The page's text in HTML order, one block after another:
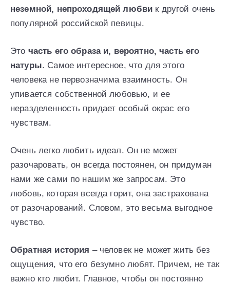
неземной, непроходящей любви к другой очень
популярной российской певицы.
Это часть его образа и, вероятно, часть его
натуры. Самое интересное, что для этого
человека не первозначима взаимность. Он
упивается собственной любовью, и ее
неразделенность придает особый окрас его
чувствам.
Очень легко любить идеал. Он не может
разочаровать, он всегда постоянен, он придуман
нами же сами по нашим же запросам. Это
любовь, которая всегда горит, она застрахована
от разочарований. Словом, это весьма выгодное
чувство.
Обратная история – человек не может жить без
ощущения, что его безумно любят. Причем, не так
важно кто любит. Главное, чтобы он постоянно